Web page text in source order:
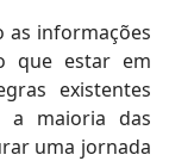
as informações
que estar em
existentes
a maioria das
uma jornada